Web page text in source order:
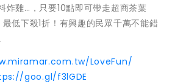
炸雞…，只要10點即可帶走超商茶葉
低下殺1折！有興趣的民眾千萬不能錯
LoveFun/
goo.gl/f3lGDE